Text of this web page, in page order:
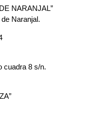
NARANJAL”
Naranjal.
cuadra 8 s/n.